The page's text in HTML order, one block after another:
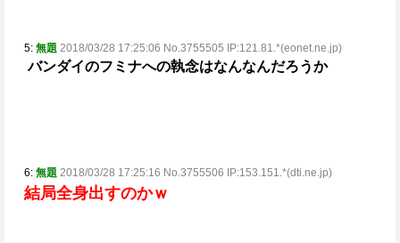
5: 無題 2018/03/28 17:25:06 No.3755505 IP:121.81.*(eonet.ne.jp)
バンダイのフミナへの執念はなんなんだろうか
6: 無題 2018/03/28 17:25:16 No.3755506 IP:153.151.*(dti.ne.jp)
結局全身出すのかｗ